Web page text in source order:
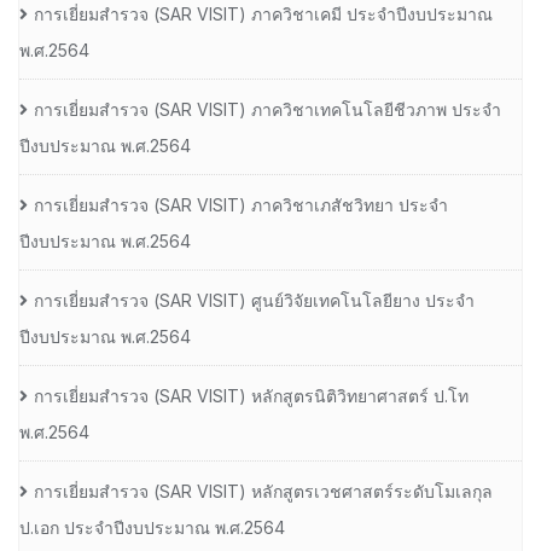
การเยี่ยมสํารวจ (SAR VISIT) ภาควิชาเคมี ประจําปีงบประมาณ
พ.ศ.2564
การเยี่ยมสํารวจ (SAR VISIT) ภาควิชาเทคโนโลยีชีวภาพ ประจํา
ปีงบประมาณ พ.ศ.2564
การเยี่ยมสํารวจ (SAR VISIT) ภาควิชาเภสัชวิทยา ประจํา
ปีงบประมาณ พ.ศ.2564
การเยี่ยมสํารวจ (SAR VISIT) ศูนย์วิจัยเทคโนโลยียาง ประจํา
ปีงบประมาณ พ.ศ.2564
การเยี่ยมสํารวจ (SAR VISIT) หลักสูตรนิติวิทยาศาสตร์ ป.โท
พ.ศ.2564
การเยี่ยมสํารวจ (SAR VISIT) หลักสูตรเวชศาสตร์ระดับโมเลกุล
ป.เอก ประจําปีงบประมาณ พ.ศ.2564